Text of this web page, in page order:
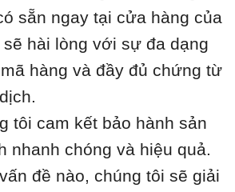
sẵn ngay tại cửa hàng của
hài lòng với sự đa dạng
hàng và đầy đủ chứng từ
tôi cam kết bảo hành sản
nhanh chóng và hiệu quả.
đề nào, chúng tôi sẽ giải